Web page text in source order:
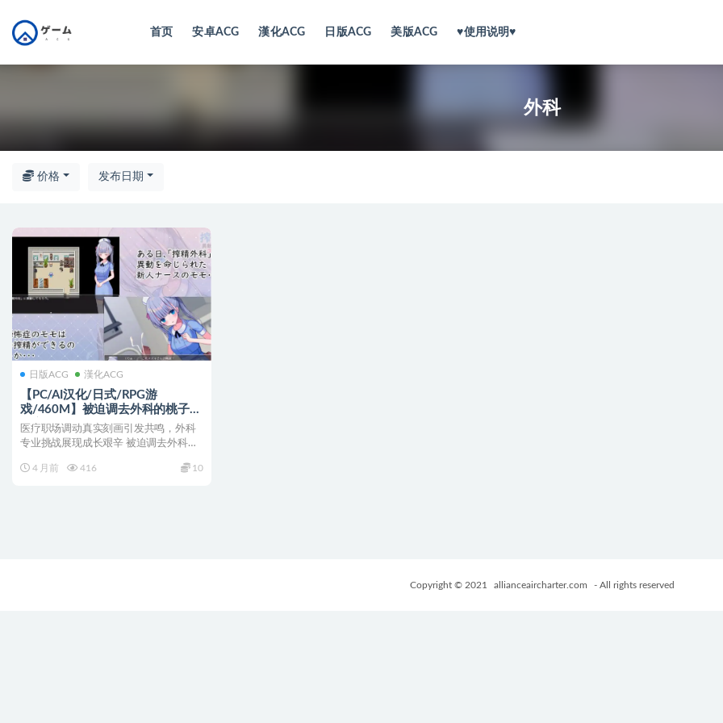
首页 安卓ACG 漢化ACG 日版ACG 美版ACG ♥使用说明♥
外科
价格 发布日期
日版ACG 漢化ACG
【PC/AI汉化/日式/RPG游
戏/460M】被迫调去外科的桃子的
内心挣扎 （外科に異動させられた
モモの葛藤）AI汉化版+自带全回
医疗职场调动真实刻画引发共鸣，外科
专业挑战展现成长艰辛 被迫调去外科的
4 月前
416 10
Copyright © 2021 allianceaircharter.com - All rights reserved